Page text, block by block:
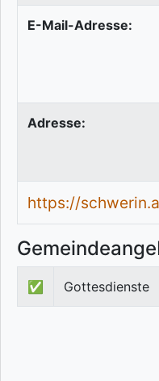
E-Mail-Adresse:
Adresse:
https://
✅ Gottesdienste